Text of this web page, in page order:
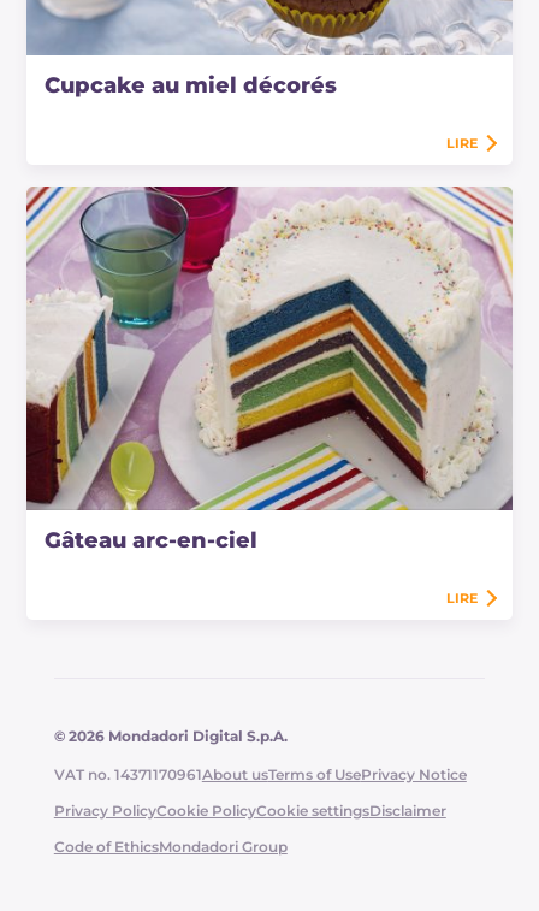
Cupcake au miel décorés
LIRE
Gâteau arc-en-ciel
LIRE
© 2026 Mondadori Digital S.p.A.
VAT no. 14371170961About usTerms of UsePrivacy Notice
Privacy PolicyCookie PolicyCookie settingsDisclaimer
Code of EthicsMondadori Group